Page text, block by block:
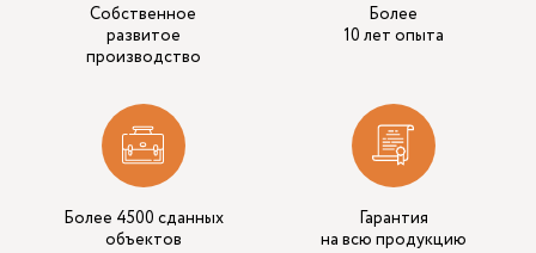
Собственное
развитое
производство
Более
10 лет опыта
Более 4500 сданных
объектов
Гарантия
на всю продукцию